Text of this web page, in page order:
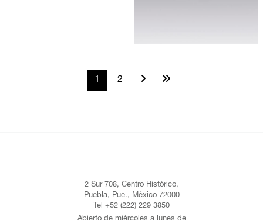
1 2
2 Sur 708, Centro Histórico,
Puebla, Pue., México 72000
Tel +52 (222) 229 3850
Abierto de miércoles a lunes de